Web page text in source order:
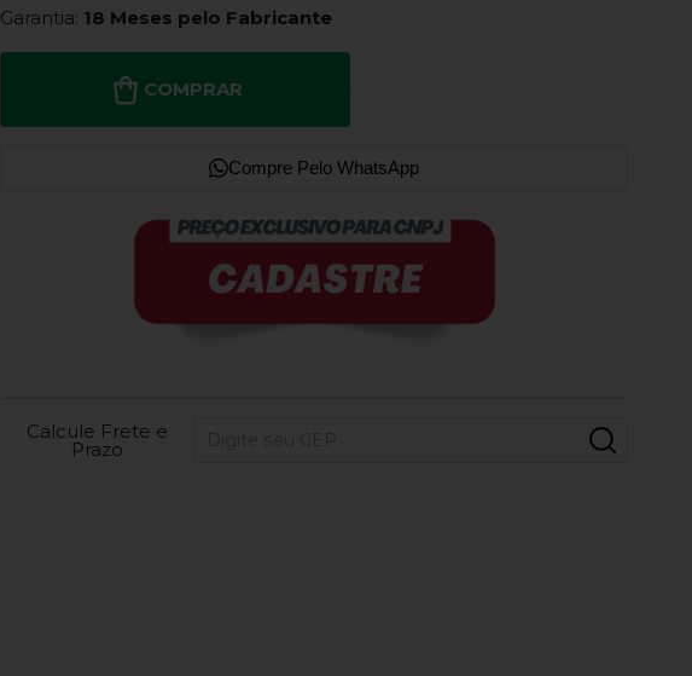
Garantia: 18 Meses pelo Fabricante
COMPRAR
Compre Pelo WhatsApp
Calcule Frete e
Prazo